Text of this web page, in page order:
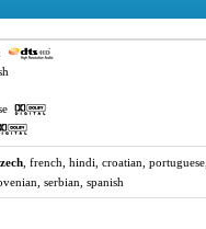
, french, hindi, croatian, portuguese,
serbian, spanish